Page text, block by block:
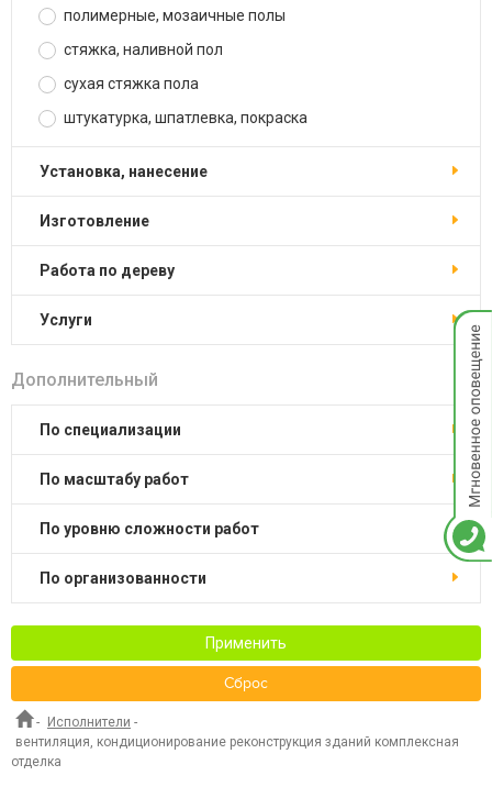
полимерные, мозаичные полы
стяжка, наливной пол
сухая стяжка пола
штукатурка, шпатлевка, покраска
установка, нанесение
изготовление
работа по дереву
услуги
Дополнительный
по специализации
по масштабу работ
по уровню сложности работ
по организованности
Применить
Сброс
- Исполнители -
вентиляция, кондиционирование реконструкция зданий комплексная
отделка